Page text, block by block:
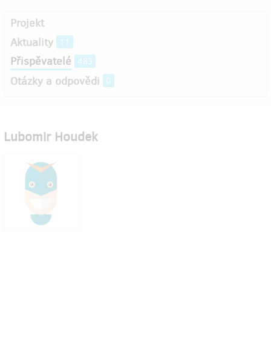
Projekt
Aktuality
11
Přispěvatelé 483
Otázky a odpovědi 0
Lubomir Houdek